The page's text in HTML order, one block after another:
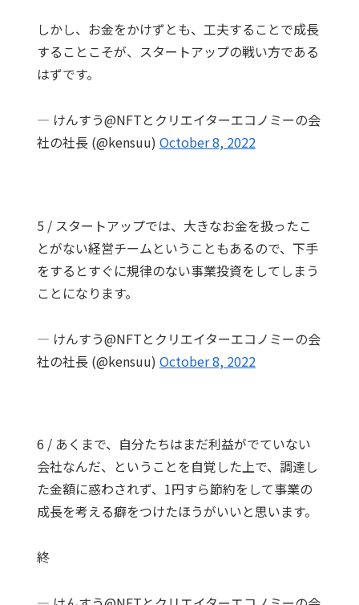
しかし、お金をかけずとも、工夫することで成長
することこそが、スタートアップの戦い方である
はずです。
— けんすう@NFTとクリエイターエコノミーの会
社の社長 (@kensuu) October 8, 2022
5 / スタートアップでは、大きなお金を扱ったこ
とがない経営チームということもあるので、下手
をするとすぐに規律のない事業投資をしてしまう
ことになります。
— けんすう@NFTとクリエイターエコノミーの会
社の社長 (@kensuu) October 8, 2022
6 / あくまで、自分たちはまだ利益がでていない
会社なんだ、ということを自覚した上で、調達し
た金額に惑わされず、1円すら節約をして事業の
成長を考える癖をつけたほうがいいと思います。
終